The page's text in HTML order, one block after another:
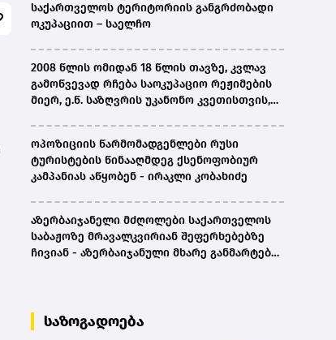
საქართველოს ტერიტორიის განგრძობადი
ოკუპაციით – საელჩო
2008 წლის ომიდან 18 წლის თავზე, კვლავ
გამოწვევად რჩება საოკუპაციო რეჟიმების
მიერ, ე.წ. საზღვრის უკანონო კვეთისთვის,
ენაზე განათლების ხელმისაწვდომობა-
სახალხო დამცველი
ოპოზიციის წარმომადგენლები რუსი
ტურისტების წინააღმდეგ ქსენოფობიურ
კამპანიას აწყობენ - ირაკლი კობახიძე
აზერბაიჯანელი მძღოლები საქართველოს
საბაჟოზე მრავალკვირიან შეფერხებებზე
ჩივიან - აზერბაიჯანული მხარე განმარტებას
საზოგადოება